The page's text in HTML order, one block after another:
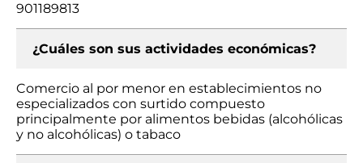
901189813
¿Cuáles son sus actividades económicas?
Comercio al por menor en establecimientos no
especializados con surtido compuesto
principalmente por alimentos bebidas (alcohólicas
y no alcohólicas) o tabaco